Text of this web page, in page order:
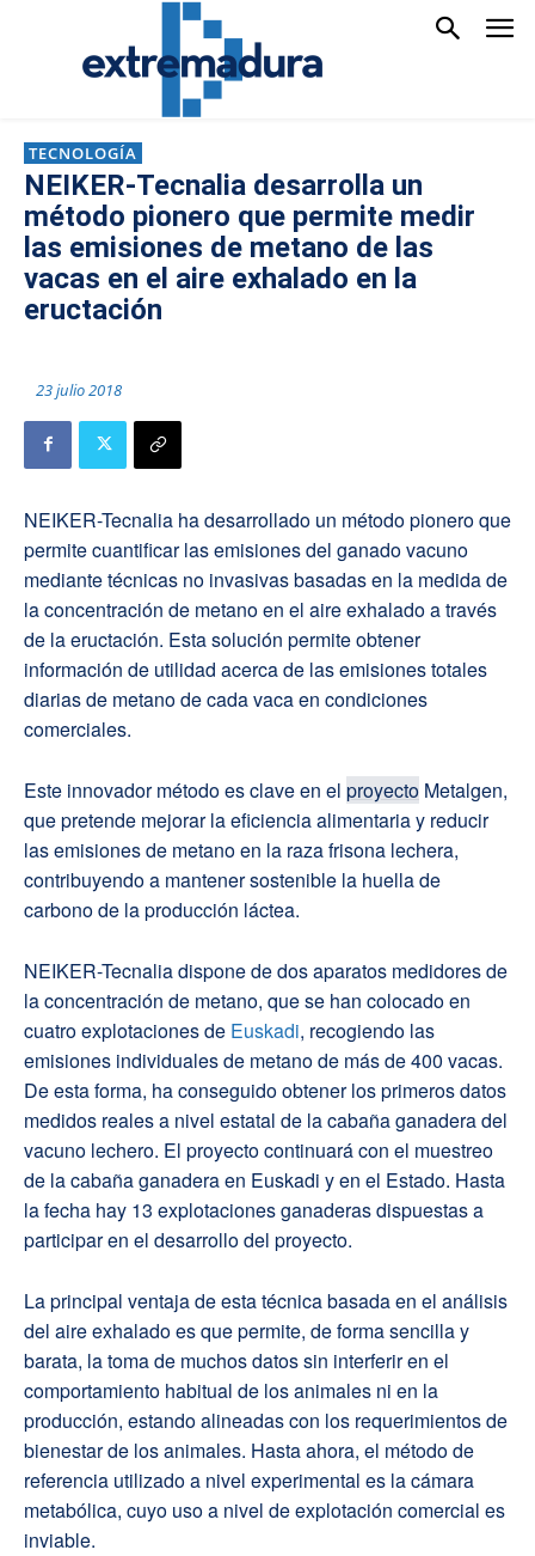
TECNOLOGÍA
NEIKER-Tecnalia desarrolla un
método pionero que permite medir
las emisiones de metano de las
vacas en el aire exhalado en la
eructación
23 julio 2018
NEIKER-Tecnalia ha desarrollado un método pionero que
permite cuantificar las emisiones del ganado vacuno
mediante técnicas no invasivas basadas en la medida de
la concentración de metano en el aire exhalado a través
de la eructación. Esta solución permite obtener
información de utilidad acerca de las emisiones totales
diarias de metano de cada vaca en condiciones
comerciales.
Este innovador método es clave en el proyecto Metalgen,
que pretende mejorar la eficiencia alimentaria y reducir
las emisiones de metano en la raza frisona lechera,
contribuyendo a mantener sostenible la huella de
carbono de la producción láctea.
NEIKER-Tecnalia dispone de dos aparatos medidores de
la concentración de metano, que se han colocado en
cuatro explotaciones de Euskadi, recogiendo las
emisiones individuales de metano de más de 400 vacas.
De esta forma, ha conseguido obtener los primeros datos
medidos reales a nivel estatal de la cabaña ganadera del
vacuno lechero. El proyecto continuará con el muestreo
de la cabaña ganadera en Euskadi y en el Estado. Hasta
la fecha hay 13 explotaciones ganaderas dispuestas a
participar en el desarrollo del proyecto.
La principal ventaja de esta técnica basada en el análisis
del aire exhalado es que permite, de forma sencilla y
barata, la toma de muchos datos sin interferir en el
comportamiento habitual de los animales ni en la
producción, estando alineadas con los requerimientos de
bienestar de los animales. Hasta ahora, el método de
referencia utilizado a nivel experimental es la cámara
metabólica, cuyo uso a nivel de explotación comercial es
inviable.